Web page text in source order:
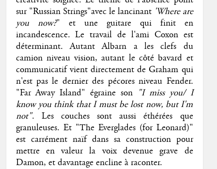
sur "Russian Strings"avec le lancinant 'Where are
you now?" et une guitare qui finit en
incandescence. Le travail de l'ami Coxon est
déterminant. Autant Albarn a les clefs du
camion niveau vision, autant le côté bavard et
communicatif vient directement de Graham qui
n'est pas le dernier des pécores niveau Fender.
"Far Away Island" égraine son "I miss you/ I
know you think that I must be lost now, but I'm
not". Les couches sont aussi éthérées que
granuleuses. Et "The Everglades (for Leonard)"
est carrément naïf dans sa construction pour
mettre en valeur la voix devenue grave de
Damon, et davantage encline à raconter.